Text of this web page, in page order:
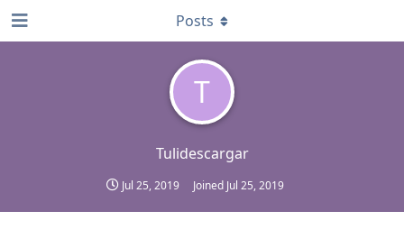
T
Tulidescargar
Jul 25, 2019 Joined Jul 25, 2019
Posts